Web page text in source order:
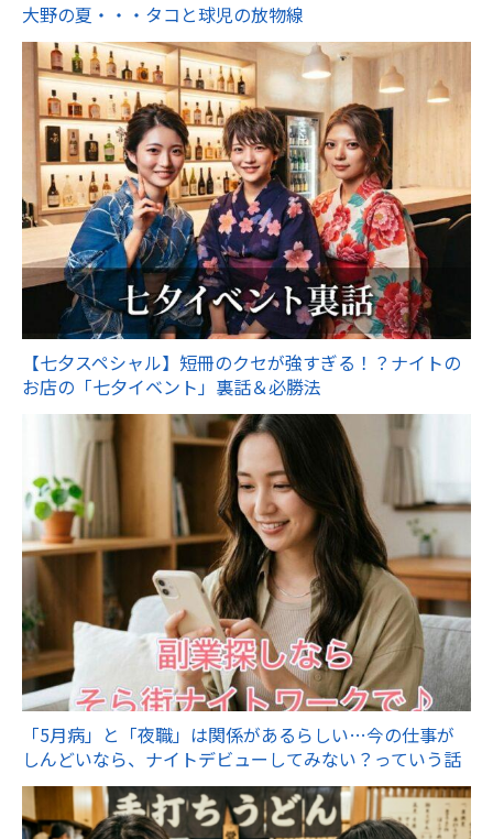
大野の夏・・・タコと球児の放物線
【七夕スペシャル】短冊のクセが強すぎる！？ナイトの
お店の「七夕イベント」裏話＆必勝法
「5月病」と「夜職」は関係があるらしい…今の仕事が
しんどいなら、ナイトデビューしてみない？っていう話